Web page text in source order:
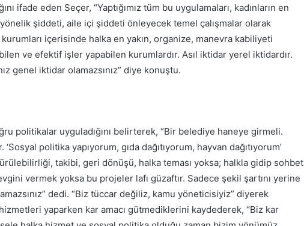
ifade eden Seçer, “Yaptığımız tüm bu uygulamaları, kadınların en
yönelik şiddeti, aile içi şiddeti önleyecek temel çalışmalar olarak
içerisinde halka en yakın, organize, manevra kabiliyeti
ve efektif işler yapabilen kurumlardır. Asıl iktidar yerel iktidardır.
genel iktidar olamazsınız” diye konuştu.
politikalar uyguladığını belirterek, “Bir belediye haneye girmeli.
politika yapıyorum, gıda dağıtıyorum, hayvan dağıtıyorum’
takibi, geri dönüşü, halka teması yoksa; halkla gidip sohbet
vermek yoksa bu projeler lafı güzaftır. Sadece şekil şartını yerine
dedi. “Biz tüccar değiliz, kamu yöneticisiyiz” diyerek
yaparken kar amacı gütmediklerini kaydederek, “Biz kar